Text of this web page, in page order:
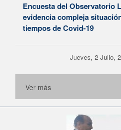
Encuesta del Observatorio
evidencia compleja
tiempos de Covid-19
Jueves, 2 Julio,
Ver más